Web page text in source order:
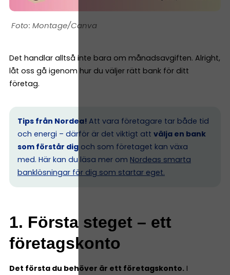
Montage/Canva
Det handlar alltså inte bara om månadsavgiften. Alright,
låt oss gå igenom hur du väljer rätt bank för ditt
företag.
Tips från Nordea! Att vara företagare tar både tid
och energi – därför är det viktigt att välja en bank
som förstår dig och som företaget kan växa
med. Här kan du läsa mer om Nordeas smarta
banklösningar för dig som startar eget.
1. Första steget – ett
företagskonto
Det första du behöver är ett företagskonto. I